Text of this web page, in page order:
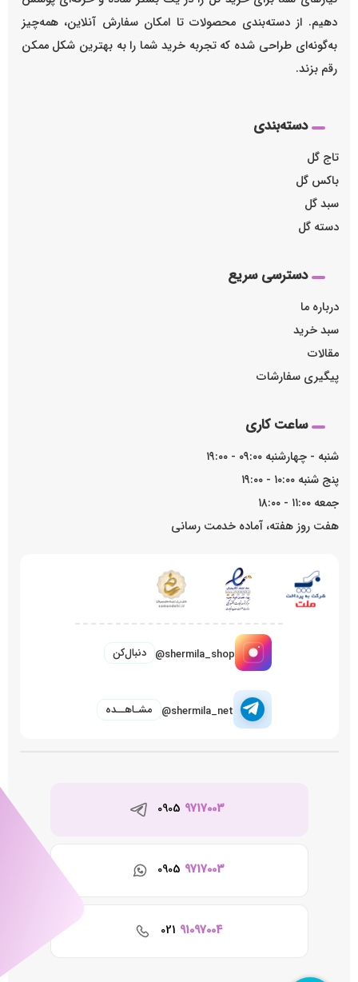
دهیم. از دسته‌بندی محصولات تا امکان سفارش آنلاین، همه‌چیز
به‌گونه‌ای طراحی شده که تجربه خرید شما را به بهترین شکل ممکن
رقم بزند.
دسته‌بندی
تاج گل
باکس گل
سبد گل
دسته گل
دسترسی سریع
درباره ما
سبد خرید
مقالات
پیگیری سفارشات
ساعت کاری
شنبه - چهارشنبه ۰۹:۰۰ - ۱۹:۰۰
پنج شنبه ۱۰:۰۰ - ۱۹:۰۰
جمعه ۱۱:۰۰ - ۱۸:۰۰
هفت روز هفته، آماده خدمت رسانی
@shermila_shop دنبال‌کن
@shermila_net مشـاهــده
0905 9717003
0905 9717003
021 91097004